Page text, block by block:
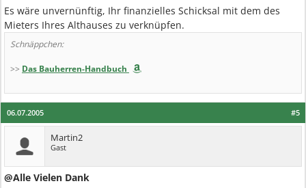
Es wäre unvernünftig, Ihr finanzielles Schicksal mit dem des
Mieters Ihres Althauses zu verknüpfen.
Schnäppchen:
>> Das Bauherren-Handbuch
#5
06.07.2005
Martin2
Gast
@Alle Vielen Dank